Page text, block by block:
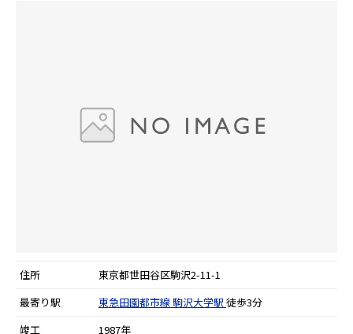
住所
東京都世田谷区駒沢2-11-1
最寄り駅
東急田園都市線駒沢大学駅 徒歩3分
竣工
1987年